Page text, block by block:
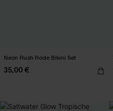
Neon Rush Rode Bikini Set
35,00 €